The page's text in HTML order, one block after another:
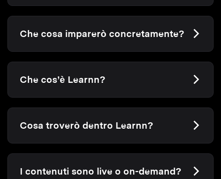
Che cosa imparerò concretamente?
Che cos’è Learnn?
Cosa troverò dentro Learnn?
I contenuti sono live o on-demand?